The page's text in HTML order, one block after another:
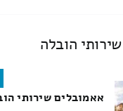
הובלה
אאמובלים שירותי